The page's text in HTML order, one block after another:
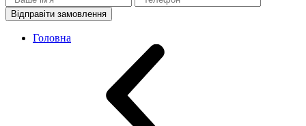
Відправіти замовлення
Головна